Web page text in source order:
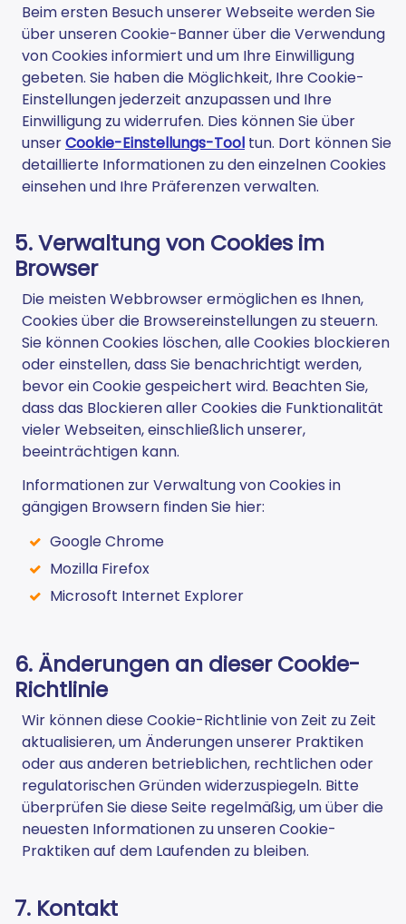
Beim ersten Besuch unserer Webseite werden Sie
über unseren Cookie-Banner über die Verwendung
von Cookies informiert und um Ihre Einwilligung
gebeten. Sie haben die Möglichkeit, Ihre Cookie-
Einstellungen jederzeit anzupassen und Ihre
Einwilligung zu widerrufen. Dies können Sie über
unserCookie-Einstellungs-Tool tun. Dort können Sie
detaillierte Informationen zu den einzelnen Cookies
einsehen und Ihre Präferenzen verwalten.
5. Verwaltung von Cookies im
Browser
Die meisten Webbrowser ermöglichen es Ihnen,
Cookies über die Browsereinstellungen zu steuern.
Sie können Cookies löschen, alle Cookies blockieren
oder einstellen, dass Sie benachrichtigt werden,
bevor ein Cookie gespeichert wird. Beachten Sie,
dass das Blockieren aller Cookies die Funktionalität
vieler Webseiten, einschließlich unserer,
beeinträchtigen kann.
Informationen zur Verwaltung von Cookies in
gängigen Browsern finden Sie hier:
Google Chrome
Mozilla Firefox
Microsoft Internet Explorer
6. Änderungen an dieser Cookie-
Richtlinie
Wir können diese Cookie-Richtlinie von Zeit zu Zeit
aktualisieren, um Änderungen unserer Praktiken
oder aus anderen betrieblichen, rechtlichen oder
regulatorischen Gründen widerzuspiegeln. Bitte
überprüfen Sie diese Seite regelmäßig, um über die
neuesten Informationen zu unseren Cookie-
Praktiken auf dem Laufenden zu bleiben.
7. Kontakt